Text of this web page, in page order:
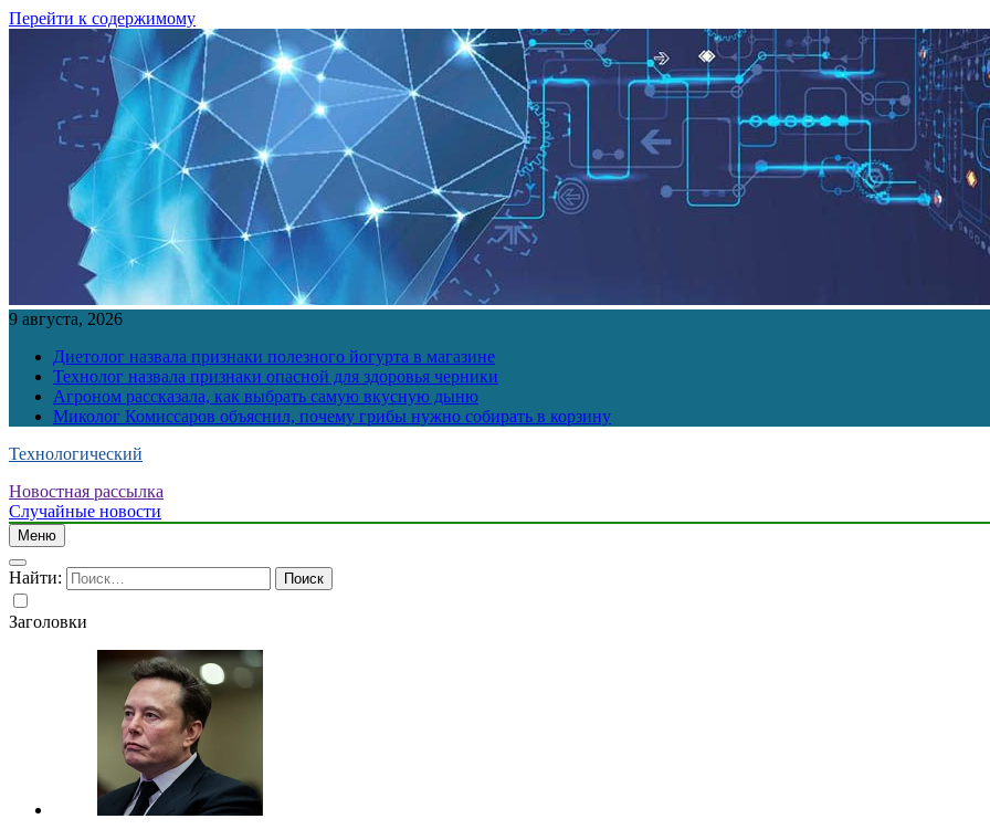
Перейти к содержимому
9 августа, 2026
Диетолог назвала признаки полезного йогурта в магазине
Технолог назвала признаки опасной для здоровья черники
Агроном рассказала, как выбрать самую вкусную дыню
Миколог Комиссаров объяснил, почему грибы нужно собирать в корзину
Технологический
Новостная рассылка
Случайные новости
Меню
Найти:
Заголовки